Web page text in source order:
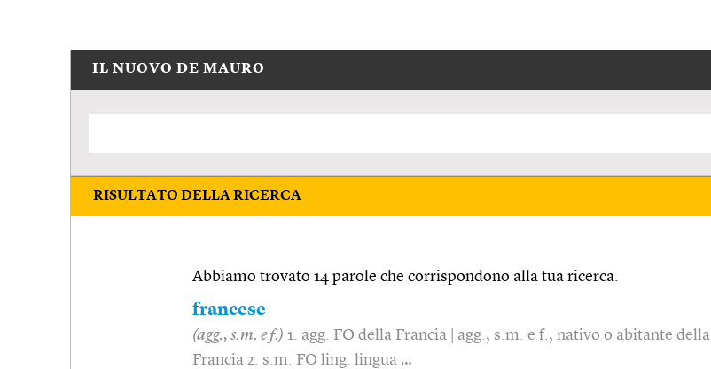
IL NUOVO DE MAURO
RISULTATO DELLA RICERCA
Abbiamo trovato 14 parole che corrispondono alla tua ricerca.
francese
(agg., s.m. e f.) 1. agg. FO della Francia | agg., s.m. e f., nativo o abitante della
Francia 2. s.m. FO ling. lingua …